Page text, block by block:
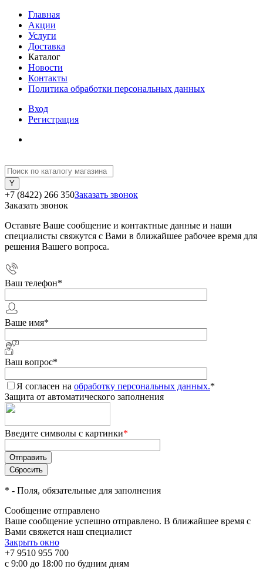
Главная
Акции
Услуги
Доставка
Каталог
Новости
Контакты
Политика обработки персональных данных
Вход
Регистрация
+7 (8422) 266 350Заказать звонок
Заказать звонок
Оставьте Ваше сообщение и контактные данные и наши
специалисты свяжутся с Вами в ближайшее рабочее время для
решения Вашего вопроса.
Ваш телефон*
Ваше имя*
Ваш вопрос*
Я согласен на обработку персональных данных.*
Защита от автоматического заполнения
Введите символы с картинки*
* - Поля, обязательные для заполнения
Сообщение отправлено
Ваше сообщение успешно отправлено. В ближайшее время с
Вами свяжется наш специалист
Закрыть окно
+7 9510 955 700
с 9:00 до 18:00 по будним дням